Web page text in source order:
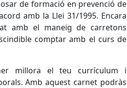
de formació en prevenció de
amb la Llei 31/1995. Encara
amb el maneig de carretons
comptar amb el curs de
millora el teu currículum i
Amb aquest carnet podràs